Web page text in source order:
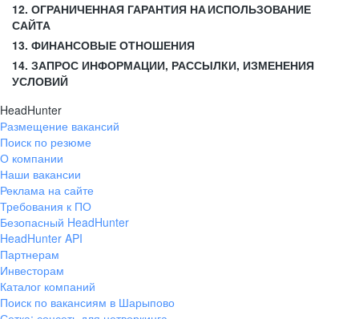
12. ОГРАНИЧЕННАЯ ГАРАНТИЯ НА ИСПОЛЬЗОВАНИЕ
САЙТА
13. ФИНАНСОВЫЕ ОТНОШЕНИЯ
14. ЗАПРОС ИНФОРМАЦИИ, РАССЫЛКИ, ИЗМЕНЕНИЯ
УСЛОВИЙ
HeadHunter
Размещение вакансий
Поиск по резюме
О компании
Наши вакансии
Реклама на сайте
Требования к ПО
Безопасный HeadHunter
HeadHunter API
Партнерам
Инвесторам
Каталог компаний
Поиск по вакансиям в Шарыпово